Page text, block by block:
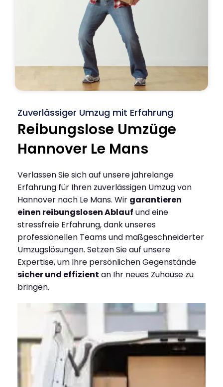
Zuverlässiger Umzug mit Erfahrung
Reibungslose Umzüge
Hannover Le Mans
Verlassen Sie sich auf unsere jahrelange
Erfahrung für Ihren zuverlässigen Umzug von
Hannover nach Le Mans. Wir garantieren
einen reibungslosen Ablauf und eine
stressfreie Erfahrung, dank unseres
professionellen Teams und maßgeschneiderter
Umzugslösungen. Setzen Sie auf unsere
Expertise, um Ihre persönlichen Gegenstände
sicher und effizient an Ihr neues Zuhause zu
bringen.